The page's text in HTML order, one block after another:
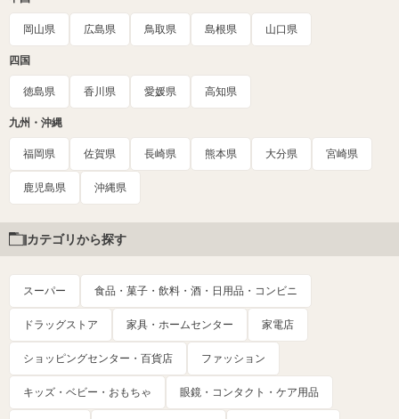
岡山県 広島県 鳥取県 島根県 山口県
四国
徳島県 香川県 愛媛県 高知県
九州・沖縄
福岡県 佐賀県 長崎県 熊本県 大分県 宮崎県
鹿児島県 沖縄県
カテゴリから探す
スーパー 食品・菓子・飲料・酒・日用品・コンビニ
ドラッグストア 家具・ホームセンター 家電店
ショッピングセンター・百貨店 ファッション
キッズ・ベビー・おもちゃ 眼鏡・コンタクト・ケア用品